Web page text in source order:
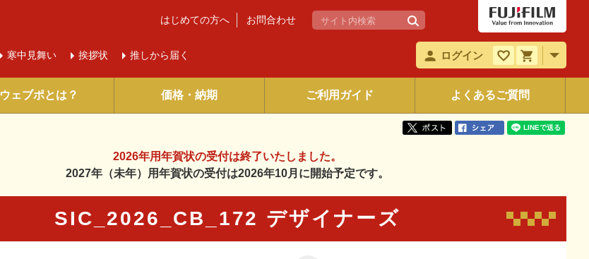
寒中 見舞い 挨拶状 推しから届く
はじめての方へ お問合わせ
ログイン
ウェブポとは？ 価格・納期 ご利用ガイド よくあるご質問
2026年用年賀状の受付は終了いたしました。
2027年（未年）用年賀状の受付は2026年10月に開始予定です。
SIC_2026_CB_172 デザイナーズ